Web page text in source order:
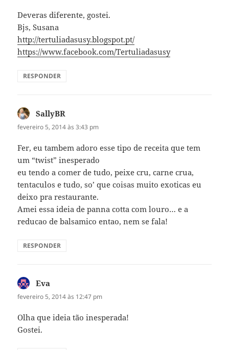
Deveras diferente, gostei.
Bjs, Susana
http://tertuliadasusy.blogspot.pt/
https://www.facebook.com/Tertuliadasusy
RESPONDER
SallyBR
fevereiro 5, 2014 às 3:43 pm
Fer, eu tambem adoro esse tipo de receita que tem
um “twist” inesperado
eu tendo a comer de tudo, peixe cru, carne crua,
tentaculos e tudo, so’ que coisas muito exoticas eu
deixo pra restaurante.
Amei essa ideia de panna cotta com louro… e a
reducao de balsamico entao, nem se fala!
RESPONDER
Eva
fevereiro 5, 2014 às 12:47 pm
Olha que ideia tão inesperada!
Gostei.